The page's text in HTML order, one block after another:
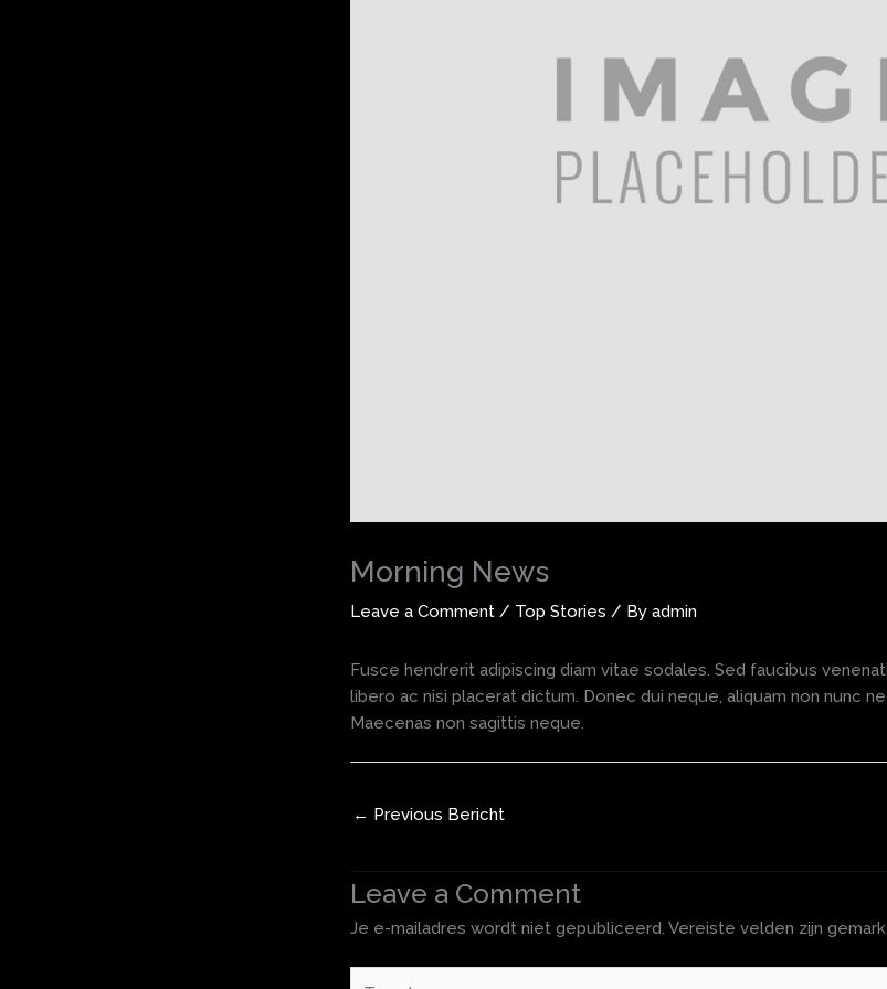
Morning News
Leave a Comment / Top Stories / By admin
Fusce hendrerit adipiscing diam vitae sodales. Sed faucibus
libero ac nisi placerat dictum. Donec dui neque, aliquam non nunc
Maecenas non sagittis neque.
← Previous Bericht
Leave a Comment
Je e-mailadres wordt niet gepubliceerd. Vereiste velden zijn